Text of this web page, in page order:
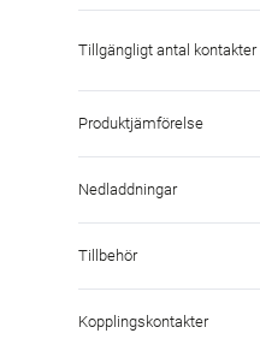
Tillgängligt antal kontakter
Produktjämförelse
Nedladdningar
Tillbehör
Kopplingskontakter